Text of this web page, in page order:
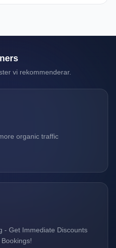
vi rekommenderar.
organic traffic
- Get Immediate Discounts